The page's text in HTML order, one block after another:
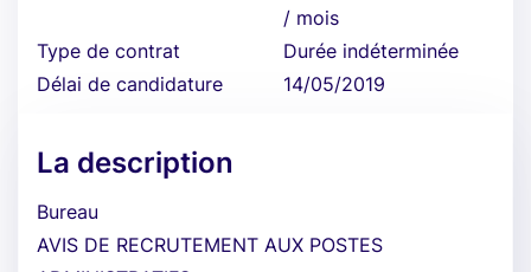
/ mois
Type de contrat
Durée indéterminée
Délai de candidature
14/05/2019
La description
Bureau
AVIS DE RECRUTEMENT AUX POSTES